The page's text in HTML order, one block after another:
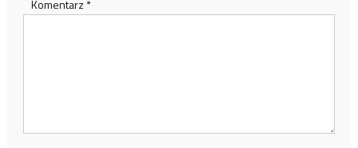
Komentarz *